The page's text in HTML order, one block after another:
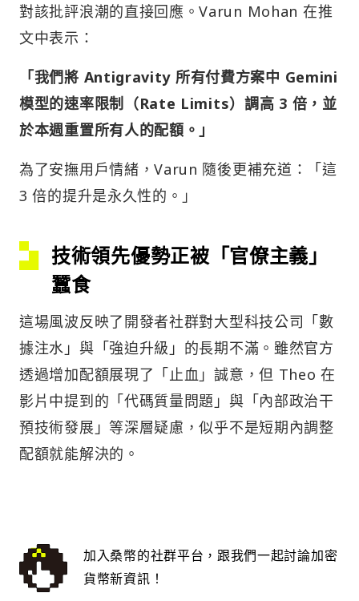
對該批評浪潮的直接回應。Varun Mohan 在推
文中表示：
「我們將 Antigravity 所有付費方案中 Gemini
模型的速率限制（Rate Limits）調高 3 倍，並
於本週重置所有人的配額。」
為了安撫用戶情緒，Varun 隨後更補充道：「這
3 倍的提升是永久性的。」
技術領先優勢正被「官僚主義」
蠶食
這場風波反映了開發者社群對大型科技公司「數
據注水」與「強迫升級」的長期不滿。雖然官方
透過增加配額展現了「止血」誠意，但 Theo 在
影片中提到的「代碼質量問題」與「內部政治干
預技術發展」等深層疑慮，似乎不是短期內調整
配額就能解決的。
加入桑幣的社群平台，跟我們一起討論加密
貨幣新資訊！